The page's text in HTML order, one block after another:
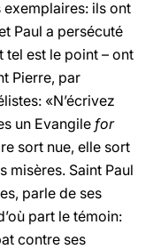
ils ont
Paul a persécuté
tel est le point – ont
Pierre, par
«N’écrivez
un Evangile for
sort nue, elle sort
misères. Saint Paul
parle de ses
part le témoin:
contre ses